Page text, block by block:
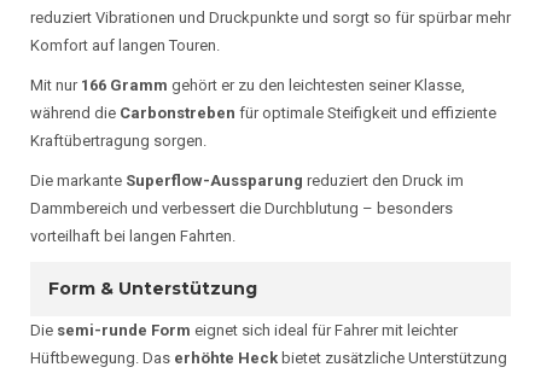
reduziert Vibrationen und Druckpunkte und sorgt so für spürbar mehr
Komfort auf langen Touren.
Mit nur 166 Gramm gehört er zu den leichtesten seiner Klasse,
während die Carbonstreben für optimale Steifigkeit und effiziente
Kraftübertragung sorgen.
Die markante Superflow-Aussparung reduziert den Druck im
Dammbereich und verbessert die Durchblutung – besonders
vorteilhaft bei langen Fahrten.
Form & Unterstützung
Die semi-runde Form eignet sich ideal für Fahrer mit leichter
Hüftbewegung. Das erhöhte Heck bietet zusätzliche Unterstützung